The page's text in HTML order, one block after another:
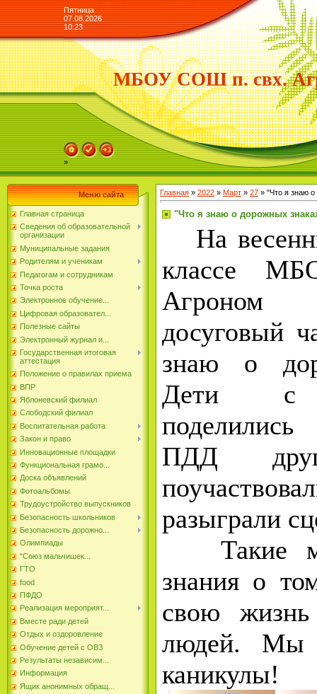
Пятница
07.08.2026
10:23
МБОУ СОШ п. свх.
»
Меню сайта
Главная страница
Сведения об образовательной
организации
Муниципальные задания
Родителям и ученикам
Педагогам и сотрудникам
Точка роста
Электронное обучение...
Цифровая образовател...
Полезные сайты
Электронный журнал и...
Государственная итоговая
аттестация
Положение о правилах приема
ВПР
Яблоневский филиал
Слободский филиал
Воспитательная работа
Закон и право
Инновационные площадки
Функциональная грамо...
Доска объявлений
Фотоальбомы
Трудоустройство выпускников
Безопасность школьников
Безопасность дорожно...
Олимпиады
"Союз мальчишек...
ГТО
food
ПФДО
Реализация мероприят...
Вместе ради детей
Отдых и оздоровление
Обучение детей с ОВЗ
Результаты независим...
Информация
Ящик анонимных обращ...
Главная » 2022 » Март » 27 » "Что я знаю
"Что я знаю о дорожных
На
классе
Агроном
досуговый
знаю о
Дети с
ПДД
разыграли
Такие
знания о
свою
людей. Мы
каникулы!